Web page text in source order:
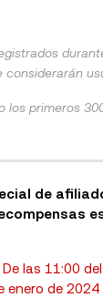
los primeros
de
las 11:00
enero de 2024